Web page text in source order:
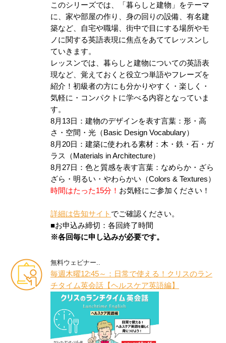
このシリーズでは、「暮らしと建物」をテーマ
に、家や部屋の作り、身の回りの設備、有名建
築など、自宅や職場、街中で目にする場所やモ
ノに関する英語表現に焦点をあててレッスンし
ていきます。
レッスンでは、暮らしと建物についての英語表
現など、覚えておくと役立つ単語やフレーズを
紹介！初級者の方にも分かりやすく・楽しく・
気軽に・コンパクトに学べる内容となっていま
す。
8月13日：建物のデザインを表す言葉：形・高
さ・空間・光（Basic Design Vocabulary）
8月20日：建築に使われる素材：木・鉄・石・ガ
ラス（Materials in Architecture）
8月27日：色と質感を表す言葉：なめらか・ざら
ざら・明るい・やわらかい（Colors & Textures）
時間はたった15分！ お気軽にご参加ください！
詳細は告知サイト でご確認ください。
■お申込み締切：各回終了時間
※各回毎に申し込みが必要です。
無料ウェビナー..
毎週木曜12:45～：日常で使える！クリスのラン
チタイム英会話【ヘルスケア英語編】